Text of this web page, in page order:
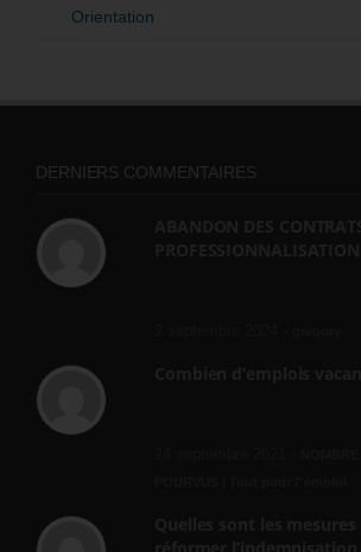
Orientation
DERNIERS COMMENTAIRES